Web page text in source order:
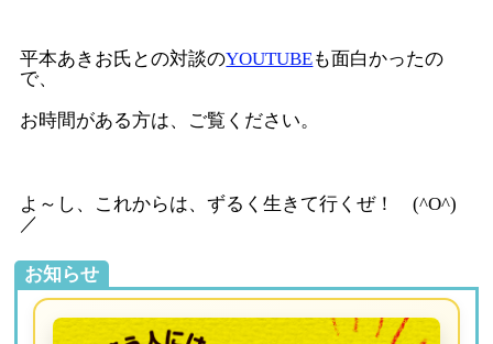
平本あきお氏との対談のYOUTUBEも面白かったの
で、
お時間がある方は、ご覧ください。
よ～し、これからは、ずるく生きて行くぜ！ (^O^)
／
お知らせ